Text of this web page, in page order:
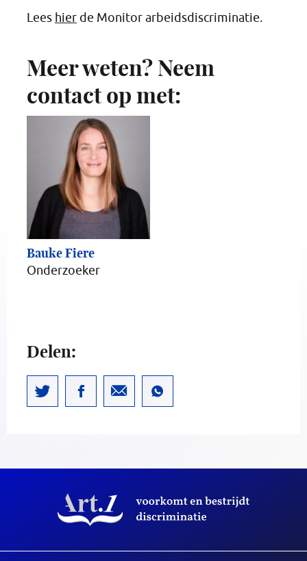
Lees hier de Monitor arbeidsdiscriminatie.
Meer weten? Neem
contact op met:
Bauke Fiere
Onderzoeker
Delen: